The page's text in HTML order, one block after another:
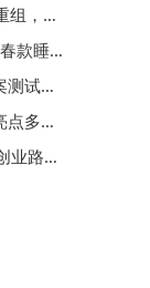
新跨越
位实测
引期待
价揭晓
发新篇